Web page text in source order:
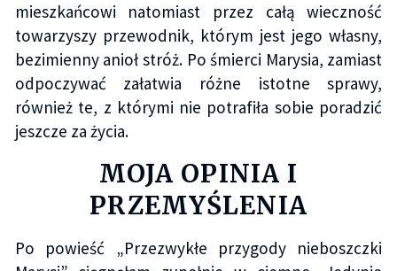
mieszkańcowi natomiast przez całą wieczność
towarzyszy przewodnik, którym jest jego własny,
bezimienny anioł stróż. Po śmierci Marysia, zamiast
odpoczywać załatwia różne istotne sprawy,
również te, z którymi nie potrafiła sobie poradzić
jeszcze za życia.
MOJA OPINIA I
PRZEMYŚLENIA
Po powieść „Przezwykłe przygody nieboszczki